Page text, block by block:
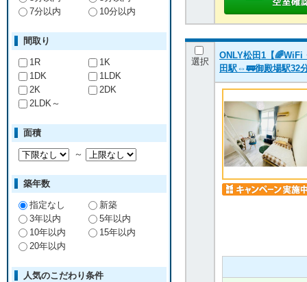
選択
ONLY松田1【
田駅⇔🚃御殿場駅32
7分以内
10分以内
間取り
1R
1K
1DK
1LDK
2K
2DK
2LDK～
面積
～
築年数
指定なし
新築
3年以内
5年以内
10年以内
15年以内
20年以内
人気のこだわり条件